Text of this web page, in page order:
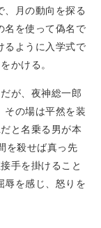
、月の動向を探る
名を使って偽名で
るように入学式で
かける。
が、夜神総一郎
その場は平然を装
と名乗る男が本
を殺せば真っ先
手を掛けること
辱を感じ、怒りを